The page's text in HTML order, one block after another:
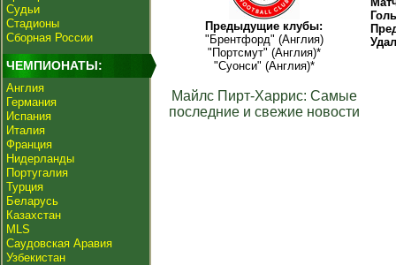
Судьи
Стадионы
Сборная России
ЧЕМПИОНАТЫ:
Англия
Германия
Испания
Италия
Франция
Нидерланды
Португалия
Турция
Беларусь
Казахстан
MLS
Саудовская Аравия
Узбекистан
Предыдущие клубы:
"Брентфорд" (Англия)
"Портсмут" (Англия)*
"Суонси" (Англия)*
Майлс Пирт-Харрис: Самые
последние и свежие новости